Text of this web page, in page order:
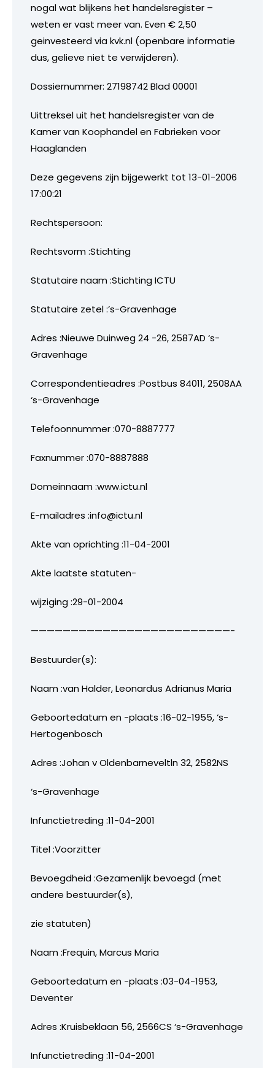
nogal wat blijkens het handelsregister –
weten er vast meer van. Even € 2,50
geinvesteerd via kvk.nl (openbare informatie
dus, gelieve niet te verwijderen).
Dossiernummer: 27198742 Blad 00001
Uittreksel uit het handelsregister van de
Kamer van Koophandel en Fabrieken voor
Haaglanden
Deze gegevens zijn bijgewerkt tot 13-01-2006
17:00:21
Rechtspersoon:
Rechtsvorm :Stichting
Statutaire naam :Stichting ICTU
Statutaire zetel :’s-Gravenhage
Adres :Nieuwe Duinweg 24 -26, 2587AD ‘s-
Gravenhage
Correspondentieadres :Postbus 84011, 2508AA
‘s-Gravenhage
Telefoonnummer :070-8887777
Faxnummer :070-8887888
Domeinnaam :www.ictu.nl
E-mailadres :info@ictu.nl
Akte van oprichting :11-04-2001
Akte laatste statuten-
wijziging :29-01-2004
—————————————————————————-
Bestuurder(s):
Naam :van Halder, Leonardus Adrianus Maria
Geboortedatum en -plaats :16-02-1955, ‘s-
Hertogenbosch
Adres :Johan v Oldenbarneveltln 32, 2582NS
‘s-Gravenhage
Infunctietreding :11-04-2001
Titel :Voorzitter
Bevoegdheid :Gezamenlijk bevoegd (met
andere bestuurder(s),
zie statuten)
Naam :Frequin, Marcus Maria
Geboortedatum en -plaats :03-04-1953,
Deventer
Adres :Kruisbeklaan 56, 2566CS ‘s-Gravenhage
Infunctietreding :11-04-2001